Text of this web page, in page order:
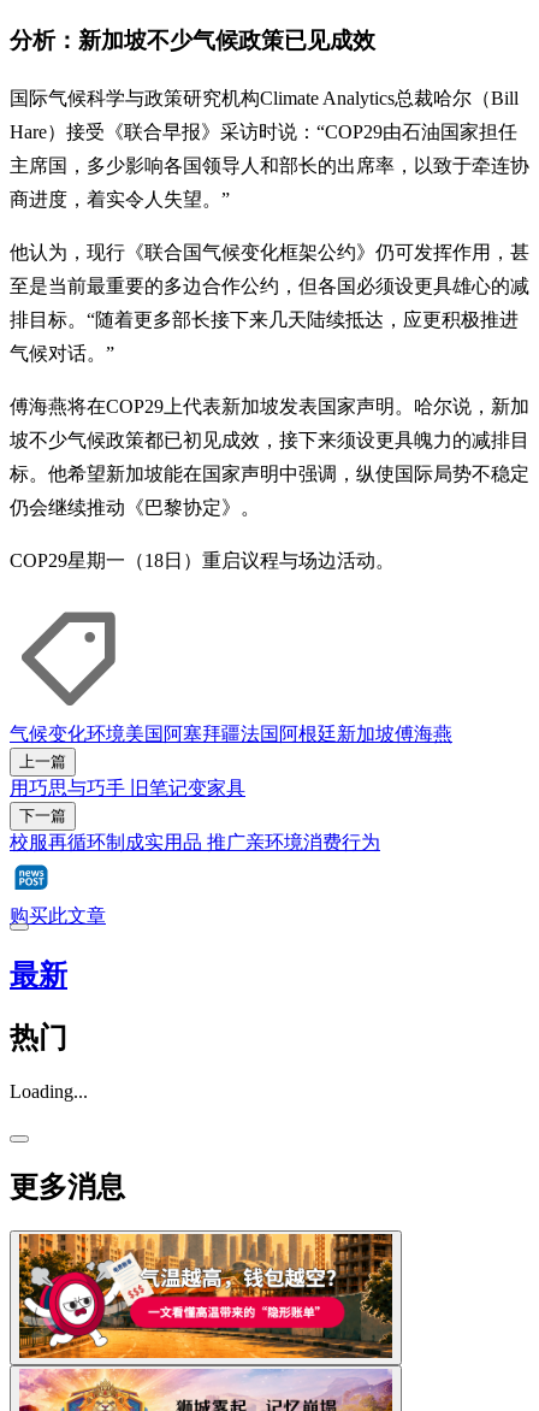
分析：新加坡不少气候政策已见成效
国际气候科学与政策研究机构Climate Analytics总裁哈尔（Bill
Hare）接受《联合早报》采访时说：“COP29由石油国家担任
主席国，多少影响各国领导人和部长的出席率，以致于牵连协
商进度，着实令人失望。”
他认为，现行《联合国气候变化框架公约》仍可发挥作用，甚
至是当前最重要的多边合作公约，但各国必须设更具雄心的减
排目标。“随着更多部长接下来几天陆续抵达，应更积极推进
气候对话。”
傅海燕将在COP29上代表新加坡发表国家声明。哈尔说，新加
坡不少气候政策都已初见成效，接下来须设更具魄力的减排目
标。他希望新加坡能在国家声明中强调，纵使国际局势不稳定
仍会继续推动《巴黎协定》。
COP29星期一（18日）重启议程与场边活动。
气候变化环境美国 阿塞拜疆法国 阿根廷新加坡傅海燕
上一篇
用巧思与巧手 旧笔记变家具
下一篇
校服再循环制成实用品 推广亲环境消费行为
购买此文章
最新
热门
Loading...
更多消息